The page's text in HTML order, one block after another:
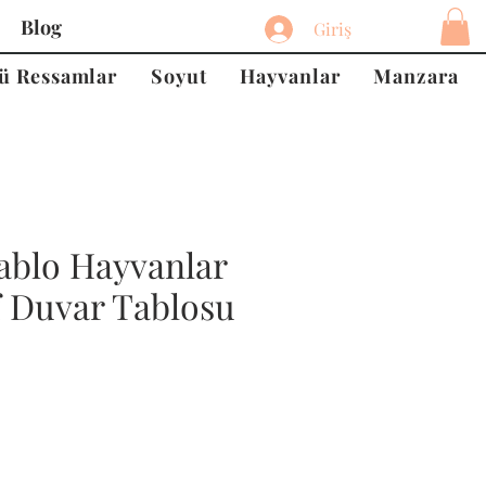
Giriş
Blog
Ressamlar Soyut Hayvanlar Manzara
Hayvanlar
Tablosu